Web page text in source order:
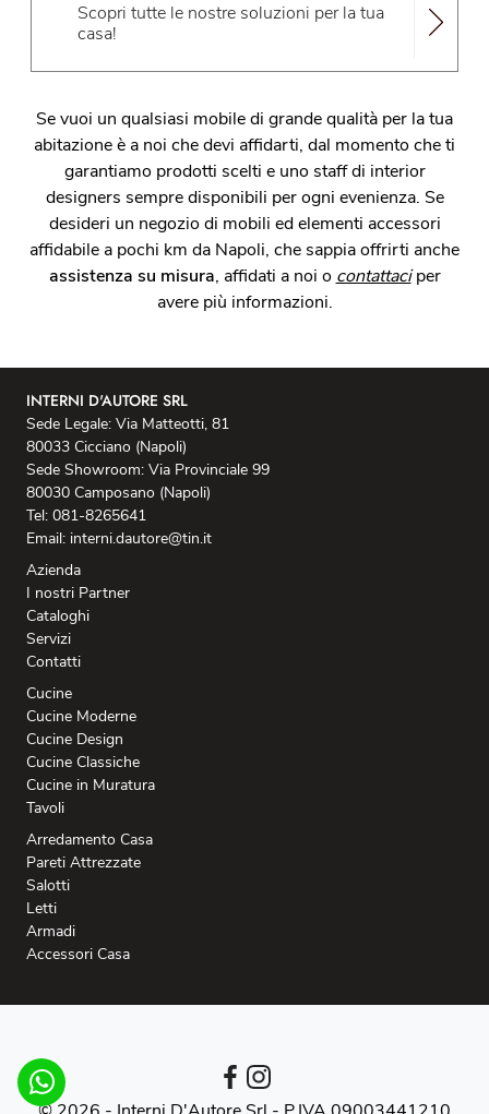
Scopri tutte le nostre soluzioni per la tua
casa!
Se vuoi un qualsiasi mobile di grande qualità per la tua
abitazione è a noi che devi affidarti, dal momento che ti
garantiamo prodotti scelti e uno staff di interior
designers sempre disponibili per ogni evenienza. Se
desideri un negozio di mobili ed elementi accessori
affidabile a pochi km da Napoli, che sappia offrirti anche
assistenza su misura, affidati a noi ocontattaciper
avere più informazioni.
INTERNI D'AUTORE SRL
Sede Legale: Via Matteotti, 81
80033 Cicciano (Napoli)
Sede Showroom: Via Provinciale 99
80030 Camposano (Napoli)
Tel: 081-8265641
Email: interni.dautore@tin.it
Azienda
I nostri Partner
Cataloghi
Servizi
Contatti
Cucine
Cucine Moderne
Cucine Design
Cucine Classiche
Cucine in Muratura
Tavoli
Arredamento Casa
Pareti Attrezzate
Salotti
Letti
Armadi
Accessori Casa